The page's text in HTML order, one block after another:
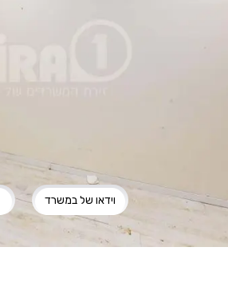
וידאו של במשרד